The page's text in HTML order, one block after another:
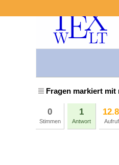
Fragen markiert
0
Stimmen
1
Antwort